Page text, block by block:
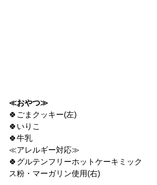
≪おやつ≫
🍀ごまクッキー(左)
🍀いりこ
🍀牛乳
≪アレルギー対応≫
🍀グルテンフリーホットケーキミック
ス粉・マーガリン使用(右)